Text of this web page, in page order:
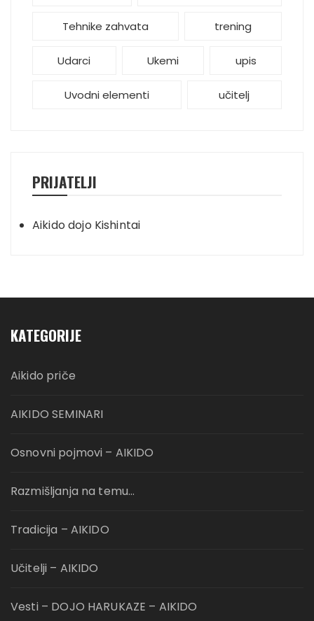
Tehnike zahvata trening
Udarci Ukemi upis
Uvodni elementi učitelj
PRIJATELJI
Aikido dojo Kishintai
KATEGORIJE
Aikido priče
AIKIDO SEMINARI
Osnovni pojmovi – AIKIDO
Razmišljanja na temu…
Tradicija – AIKIDO
Učitelji – AIKIDO
Vesti – DOJO HARUKAZE – AIKIDO